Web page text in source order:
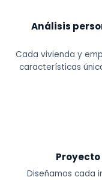
Análisis
Cada vivienda y
características
Diseñamos cada